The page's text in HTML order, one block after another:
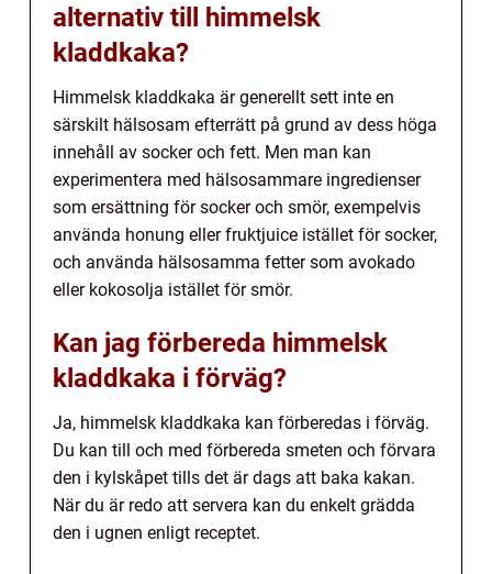
alternativ till himmelsk
kladdkaka?
Himmelsk kladdkaka är generellt sett inte en
särskilt hälsosam efterrätt på grund av dess höga
innehåll av socker och fett. Men man kan
experimentera med hälsosammare ingredienser
som ersättning för socker och smör, exempelvis
använda honung eller fruktjuice istället för socker,
och använda hälsosamma fetter som avokado
eller kokosolja istället för smör.
Kan jag förbereda himmelsk
kladdkaka i förväg?
Ja, himmelsk kladdkaka kan förberedas i förväg.
Du kan till och med förbereda smeten och förvara
den i kylskåpet tills det är dags att baka kakan.
När du är redo att servera kan du enkelt grädda
den i ugnen enligt receptet.